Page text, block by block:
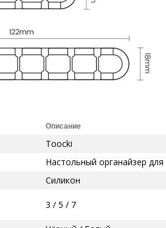
Описание
Toocki
Настольный органайзер
Силикон
3 / 5 / 7